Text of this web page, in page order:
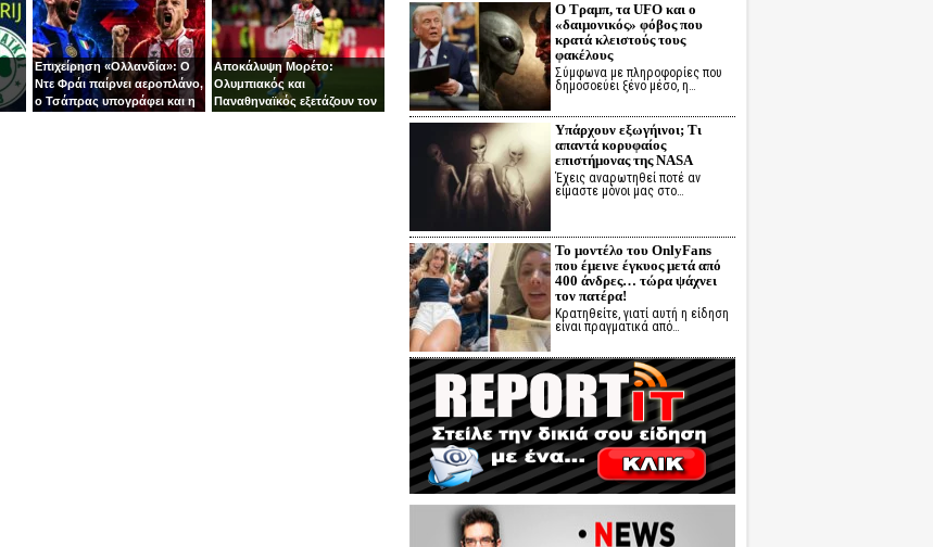
Επιχείρηση «Ολλανδία»: Ο
Ντε Φράι παίρνει αεροπλάνο,
ο Τσάπρας υπογράφει και η
Αποκάλυψη Μορέτο:
Ολυμπιακός και
Παναθηναϊκός εξετάζουν τον
Ο Τραμπ, τα UFO και ο
«δαιμονικός» φόβος που
κρατά κλειστούς τους
φακέλους
Σύμφωνα με πληροφορίες που
δημοσοεύει ξένο μέσο, η…
Υπάρχουν εξωγήινοι; Τι
απαντά κορυφαίος
επιστήμονας της NASA
Έχεις αναρωτηθεί ποτέ αν
είμαστε μόνοι μας στο…
Το μοντέλο του OnlyFans
που έμεινε έγκυος μετά από
400 άνδρες… τώρα ψάχνει
τον πατέρα!
Κρατηθείτε, γιατί αυτή η είδηση
είναι πραγματικά από…